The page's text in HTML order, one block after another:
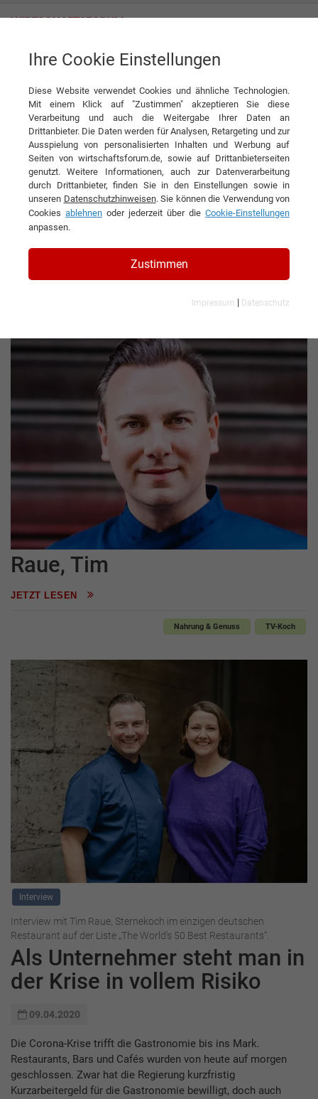
Tag
Tagwords
Liste aller Ergebnisse zu Ihrem Tag
Filtern nach Kategorie: Filtern nach Land:
TV-Koch
13 Ergebnisse gefunden
Raue, Tim
JETZT LESEN
Nahrung & Genuss TV-Koch
Interview
Interview mit Tim Raue, Sternekoch im einzigen deutschen
Restaurant auf der Liste „The World’s 50 Best Restaurants“.
Als Unternehmer steht man in
der Krise in vollem Risiko
09.04.2020
Die Corona-Krise trifft die Gastronomie bis ins Mark.
Restaurants, Bars und Cafés wurden von heute auf morgen
geschlossen. Zwar hat die Regierung kurzfristig
Kurzarbeitergeld für die Gastronomie bewilligt, doch auch
Ihre Cookie Einstellungen
Diese Website verwendet Cookies und ähnliche Technologien.
Mit einem Klick auf "Zustimmen" akzeptieren Sie diese
Verarbeitung und auch die Weitergabe Ihrer Daten an
Drittanbieter. Die Daten werden für Analysen, Retargeting und zur
Ausspielung von personalisierten Inhalten und Werbung auf
Seiten von wirtschaftsforum.de, sowie auf Drittanbieterseiten
genutzt. Weitere Informationen, auch zur Datenverarbeitung
durch Drittanbieter, finden Sie in den Einstellungen sowie in
unseren Datenschutzhinweisen. Sie können die Verwendung von
Cookies ablehnen oder jederzeit über die Cookie-Einstellungen
anpassen.
Zustimmen
Impressum | Datenschutz